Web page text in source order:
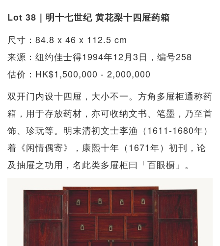
Lot 38｜明十七世纪 黄花梨十四屉药箱
尺寸：84.8 x 46 x 112.5 cm
来源：纽约佳士得1994年12月3日，编号258
估价：HK$1,500,000 - 2,000,000
双开门内设十四屉，大小不一。方角多屉柜通称药
箱，用于存放药材，亦可收纳文书、笔墨，乃至首
饰、珍玩等。明末清初文士李渔（1611-1680年）
着《闲情偶寄》，康熙十年（1671年）初刊，论
及抽屉之功用，名此类多屉柜曰「百眼橱」。